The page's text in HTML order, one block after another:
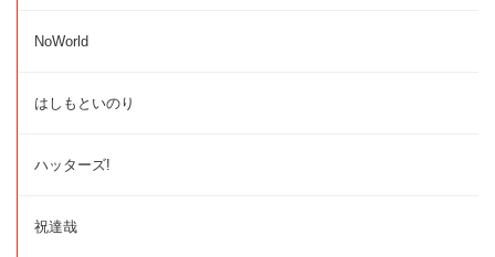
NoWorld
はしもといのり
ハッターズ!
祝達哉